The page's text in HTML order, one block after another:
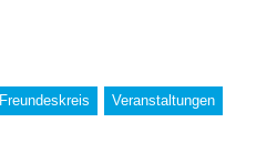
Freundeskreis Veranstaltungen